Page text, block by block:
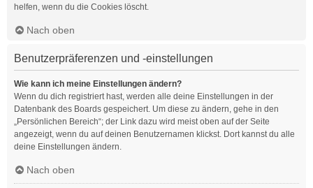
helfen, wenn du die Cookies löscht.
Nach oben
Benutzerpräferenzen und -einstellungen
Wie kann ich meine Einstellungen ändern?
Wenn du dich registriert hast, werden alle deine Einstellungen in der
Datenbank des Boards gespeichert. Um diese zu ändern, gehe in den
„Persönlichen Bereich“; der Link dazu wird meist oben auf der Seite
angezeigt, wenn du auf deinen Benutzernamen klickst. Dort kannst du alle
deine Einstellungen ändern.
Nach oben